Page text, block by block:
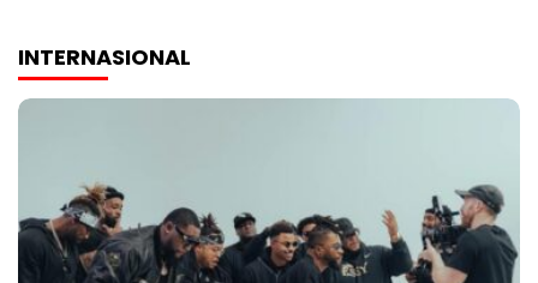
INTERNASIONAL